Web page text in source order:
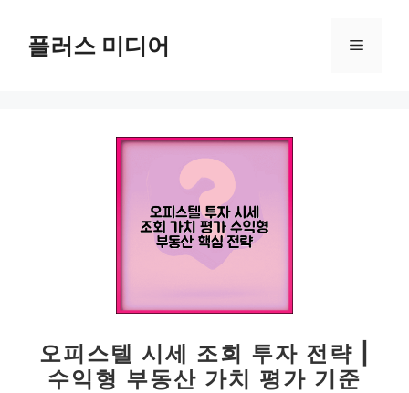
플러스 미디어 메
오피스텔 시세 조회 투자 전략 |
수익형 부동산 가치 평가 기준